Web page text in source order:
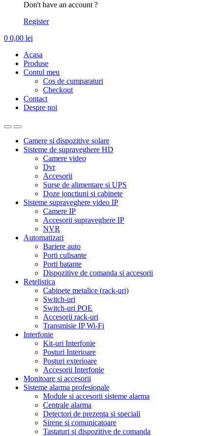
Don't have an account ?
Register
0 0,00 lei
Acasa
Produse
Contul meu
Cos de cumparaturi
Checkout
Contact
Despre noi
Camere si dispozitive solare
Sisteme de supraveghere HD
Camere video
Dvr
Accesorii
Surse de alimentare si UPS
Doze jonctiuni si cabinete
Sisteme supraveghere video IP
Camere IP
Accesorii supraveghere IP
NVR
Automatizari
Bariere auto
Porti culisante
Porti batante
Dispozitive de comanda si accesorii
Retelistica
Cabinete metalice (rack-uri)
Switch-uri
Switch-uri POE
Accesorii rack-uri
Transmisie IP Wi-Fi
Interfonie
Kit-uri Interfonie
Posturi Interioare
Posturi exterioare
Accesorii Interfonie
Monitoare si accesorii
Sisteme alarma profesionale
Module si accesorii sisteme alarma
Centrale alarma
Detectori de prezenta si speciali
Sirene si comunicatoare
Tastaturi si dispozitive de comanda